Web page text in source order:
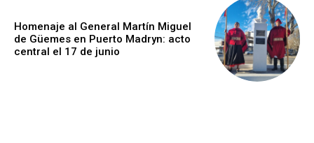
Homenaje al General Martín Miguel
de Güemes en Puerto Madryn: acto
central el 17 de junio